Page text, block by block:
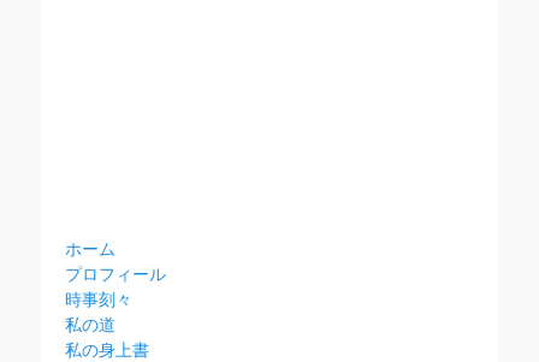
ホーム
プロフィール
時事刻々
私の道
私の身上書